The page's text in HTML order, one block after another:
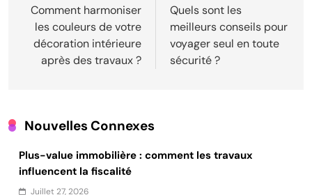
de
l’article
Comment harmoniser
les couleurs de votre
décoration intérieure
après des travaux ?
Quels sont les
meilleurs conseils pour
voyager seul en toute
sécurité ?
Nouvelles Connexes
Plus-value immobilière : comment les travaux
influencent la fiscalité
Juillet 27, 2026